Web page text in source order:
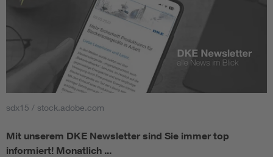
sdx15 / stock.adobe.com
Mit unserem DKE Newsletter sind Sie immer top
informiert! Monatlich ...